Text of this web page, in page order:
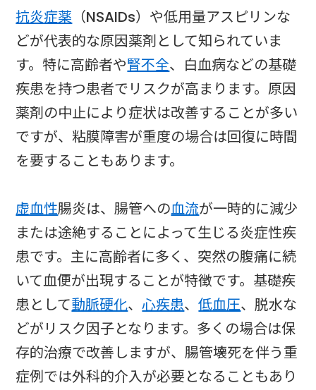
抗炎症薬 （NSAIDs）や低用量アスピリンな
どが代表的な原因薬剤として知られていま
す。特に高齢者や腎不全、白血病などの基礎
疾患を持つ患者でリスクが高まります。原因
薬剤の中止により症状は改善することが多い
ですが、粘膜障害が重度の場合は回復に時間
を要することもあります。
虚血性腸炎は、腸管への血流が一時的に減少
または途絶することによって生じる炎症性疾
患です。主に高齢者に多く、突然の腹痛に続
いて血便が出現することが特徴です。基礎疾
患として動脈硬化、心疾患、低血圧、脱水な
どがリスク因子となります。多くの場合は保
存的治療で改善しますが、腸管壊死を伴う重
症例では外科的介入が必要となることもあり